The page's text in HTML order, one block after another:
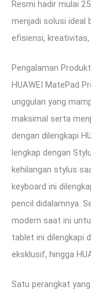
Resmi hadir mulai
menjadi solusi ideal
efisiensi,
Pengalaman
HUAWEI MatePad
unggulan yang
maksimal serta
dengan dilengkapi
lengkap dengan
kehilangan stylus
keyboard ini
pencil didalamnya.
modern saat ini
tablet ini dilengkapi
eksklusif, hingga
Satu perangkat